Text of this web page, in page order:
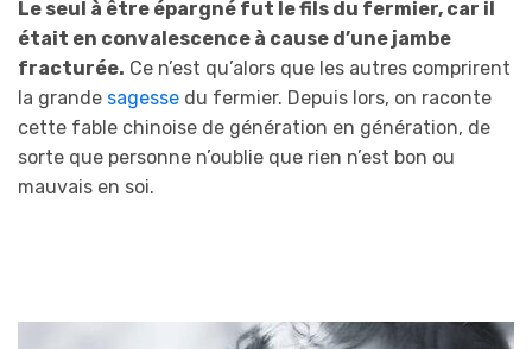
Le seul à être épargné fut le fils du fermier, car il
était en convalescence à cause d’une jambe
fracturée. Ce n’est qu’alors que les autres comprirent
la grande sagesse du fermier. Depuis lors, on raconte
cette fable chinoise de génération en génération, de
sorte que personne n’oublie que rien n’est bon ou
mauvais en soi.